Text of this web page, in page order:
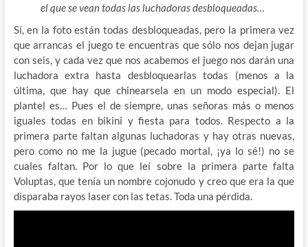
el que se vean todas las luchadoras desbloqueadas…
Sí, en la foto están todas desbloqueadas, pero la primera vez
que arrancas el juego te encuentras que sólo nos dejan jugar
con seis, y cada vez que nos acabemos el juego nos darán una
luchadora extra hasta desbloquearlas todas (menos a la
última, que hay que chinearsela en un modo especial). El
plantel es… Pues el de siempre, unas señoras más o menos
iguales todas en bikini y fiesta para todos. Respecto a la
primera parte faltan algunas luchadoras y hay otras nuevas,
pero como no me la jugue (pecado mortal, ¡ya lo sé!) no se
cuales faltan. Por lo que leí sobre la primera parte falta
Voluptas, que tenía un nombre cojonudo y creo que era la que
disparaba rayos laser con las tetas. Toda una pérdida.